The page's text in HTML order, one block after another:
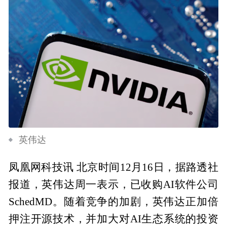
英伟达
凤凰网科技讯 北京时间12月16日，据路透社
报道，英伟达周一表示，已收购AI软件公司
SchedMD。随着竞争的加剧，英伟达正加倍
押注开源技术，并加大对AI生态系统的投资